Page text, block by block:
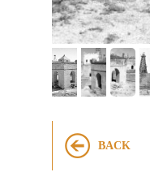
BACK